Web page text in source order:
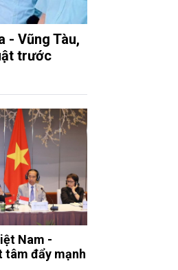
- Vũng Tàu,
trước
Nam -
tâm đẩy mạnh